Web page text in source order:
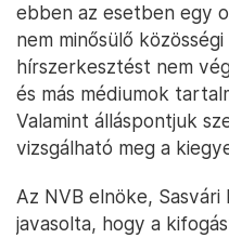
ebben az esetben egy
nem minősülő
hírszerkesztést nem
és más médiumok
Valamint álláspontjuk
vizsgálható meg a
Az NVB elnöke,
javasolta, hogy a